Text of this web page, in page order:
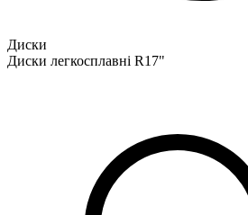
Диски
Диски легкосплавні R17"